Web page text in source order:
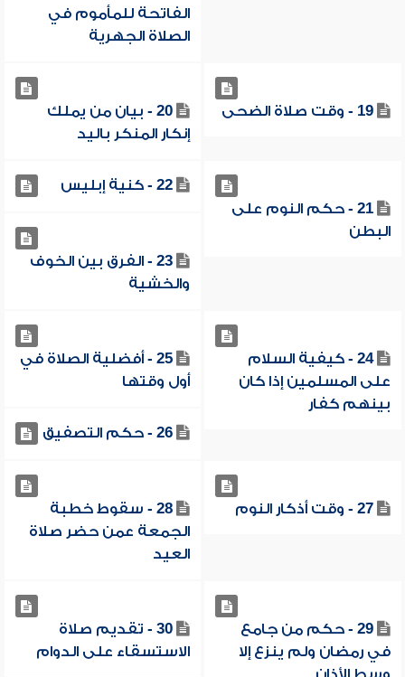
الفاتحة للمأموم في
الصلاة الجهرية
19 - وقت صلاة الضحى
20 - بيان من يملك
إنكار المنكر باليد
21 - حكم النوم على
البطن
22 - كنية إبليس
23 - الفرق بين الخوف
والخشية
24 - كيفية السلام
على المسلمين إذا كان
بينهم كفار
25 - أفضلية الصلاة في
أول وقتها
26 - حكم التصفيق
27 - وقت أذكار النوم
28 - سقوط خطبة
الجمعة عمن حضر صلاة
العيد
29 - حكم من جامع
في رمضان ولم ينزع إلا
30 - تقديم صلاة
الاستسقاء على الدوام